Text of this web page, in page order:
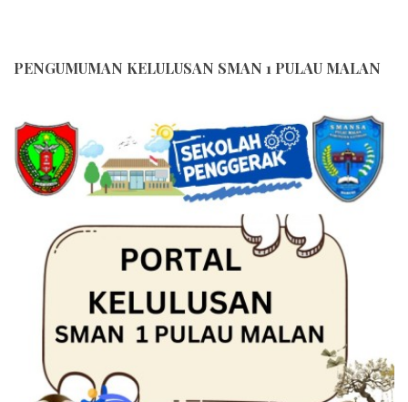
PENGUMUMAN KELULUSAN SMAN 1 PULAU MALAN